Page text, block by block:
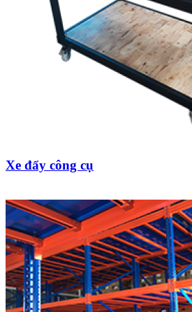
Xe đẩy công cụ